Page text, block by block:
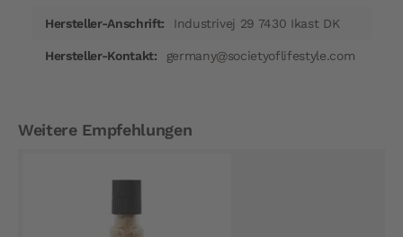
Industrivej 29 7430 Ikast DK
germany@societyoflifestyle.com
Weitere Empfehlungen